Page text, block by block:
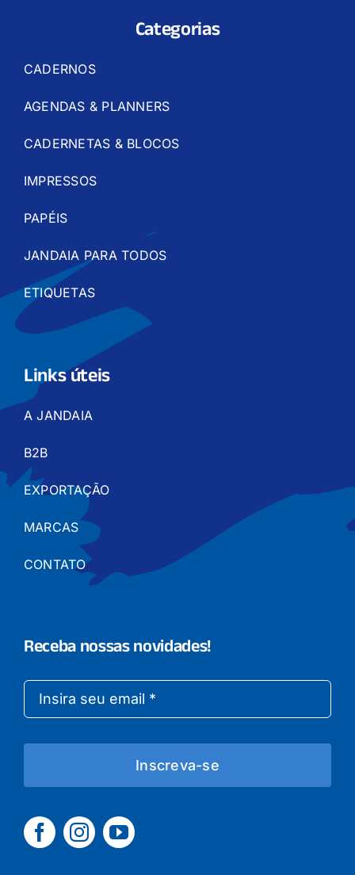
Categorias
CADERNOS
AGENDAS & PLANNERS
CADERNETAS & BLOCOS
IMPRESSOS
PAPÉIS
JANDAIA PARA TODOS
ETIQUETAS
Links úteis
A JANDAIA
B2B
EXPORTAÇÃO
MARCAS
CONTATO
Receba nossas novidades!
Inscreva-se